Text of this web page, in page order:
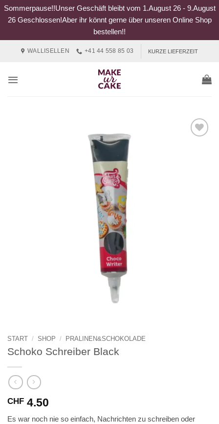
Sommerpause!!Unser Geschäft bleibt vom 1.August 26 - 9.August
26 Geschlossen!Aber ihr könnt gerne über unseren Online Shop
bestellen!!
WALLISELLEN +41 44 558 85 03 KURZE LIEFERZEIT
START / SHOP / PRALINEN&SCHOKOLADE
Schoko Schreiber Black
CHF 4.50
Es war noch nie so einfach, Nachrichten zu schreiben oder